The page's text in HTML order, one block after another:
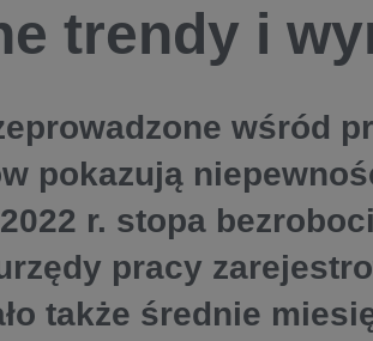
trendy i
wśród
pokazują
r. stopa
pracy
także średnie